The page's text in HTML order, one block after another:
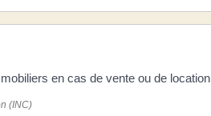
en cas de vente ou de location
(INC)